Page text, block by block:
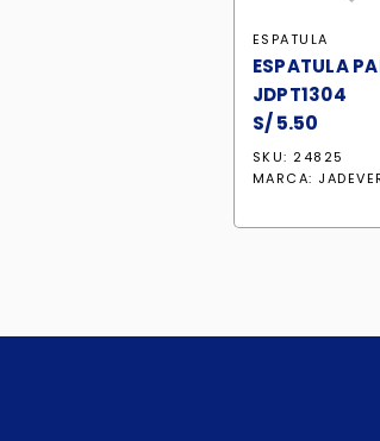
ESPATULA
ESPATULA
JDPT1304
S/5.50
SKU: 24825
MARCA: